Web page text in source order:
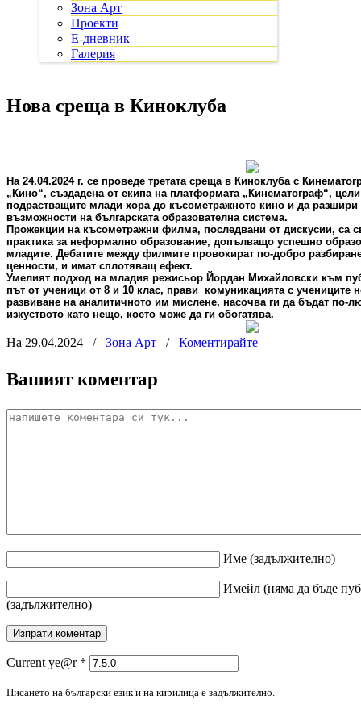
Зона Арт
Проекти
Е-дневник
Галерия
Нова среща в Киноклуба
На 24.04.2024 г. се проведе третата среща в Киноклуба с
„Кино“, създадена от екипа на платформата „Кинематограф“,
подрастващите млади хора до късометражното кино и да разшири
възможности на българската образователна система.
Прожекции на късометражни филма, последвани от дискусии, са
практика за неформално образование, допълващо успешно
младите. Дебатите между филмите провокират по-добро
ценности, и имат сплотяващ ефект.
Умелият подход на младия режисьор Йордан Михайловски към
път от ученици от 8 и 10 клас, прави комуникацията с учениците
развиване на аналитичното им мислене, насочва ги да бъдат по-
изкуството като нещо, което може да ги обогатява.
На 29.04.2024 / Зона Арт / Коментирайте
Вашият коментар
Име (задължително)
Имейл (няма да бъде
(задължително)
Current ye@r *
Писането на български език и на кирилица е задължително.